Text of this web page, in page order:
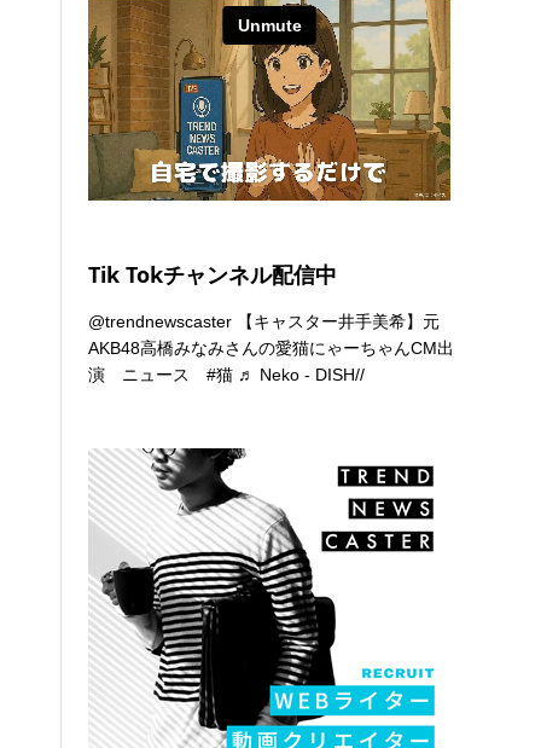
Tik Tokチャンネル配信中
@trendnewscaster 【キャスター井手美希】元
AKB48高橋みなみさんの愛猫にゃーちゃんCM出
演 ニュース#猫 ♬ Neko - DISH//